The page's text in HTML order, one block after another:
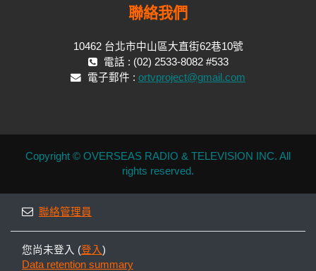
聯絡我們
10462 台北市中山區大直街62巷10號
電話 : (02) 2533-8082 #533
電子郵件 : ortvproject@gmail.com
Copyright © OVERSEAS RADIO & TELEVISION INC. All
rights reserved.
聯絡管理員
您尚未登入 (登入)
Data retention summary